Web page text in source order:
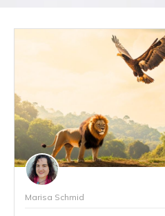
Marisa Schmid